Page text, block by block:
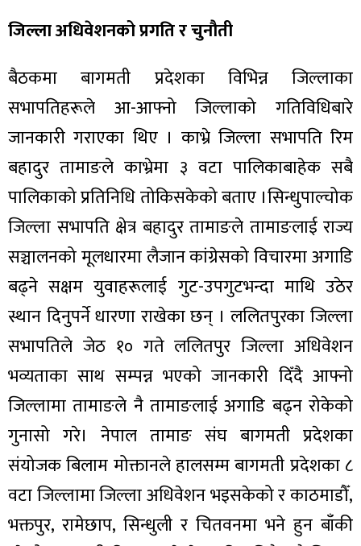
जिल्ला अधिवेशनको प्रगति र चुनौती
बैठकमा बागमती प्रदेशका विभिन्न जिल्लाका
सभापतिहरूले आ-आफ्नो जिल्लाको गतिविधिबारे
जानकारी गराएका थिए । काभ्रे जिल्ला सभापति रिम
बहादुर तामाङले काभ्रेमा ३ वटा पालिकाबाहेक सबै
पालिकाको प्रतिनिधि तोकिसकेको बताए ।सिन्धुपाल्चोक
जिल्ला सभापति क्षेत्र बहादुर तामाङले तामाङलाई राज्य
सञ्चालनको मूलधारमा लैजान कांग्रेसको विचारमा अगाडि
बढ्ने सक्षम युवाहरूलाई गुट-उपगुटभन्दा माथि उठेर
स्थान दिनुपर्ने धारणा राखेका छन् । ललितपुरका जिल्ला
सभापतिले जेठ १० गते ललितपुर जिल्ला अधिवेशन
भव्यताका साथ सम्पन्न भएको जानकारी दिँदै आफ्नो
जिल्लामा तामाङले नै तामाङलाई अगाडि बढ्न रोकेको
गुनासो गरे। नेपाल तामाङ संघ बागमती प्रदेशका
संयोजक बिलाम मोक्तानले हालसम्म बागमती प्रदेशका ८
वटा जिल्लामा जिल्ला अधिवेशन भइसकेको र काठमाडौँ,
भक्तपुर, रामेछाप, सिन्धुली र चितवनमा भने हुन बाँकी